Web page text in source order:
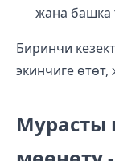
жана башка
Биринчи
экинчиге
Мурасты